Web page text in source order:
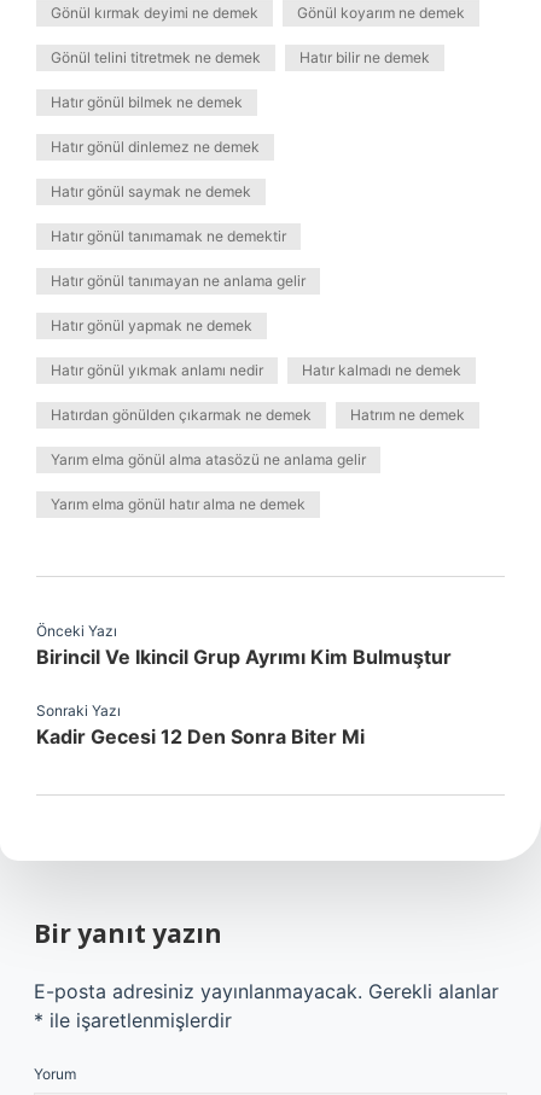
Gönül kırmak deyimi ne demek Gönül koyarım ne demek
Gönül telini titretmek ne demek Hatır bilir ne demek
Hatır gönül bilmek ne demek
Hatır gönül dinlemez ne demek
Hatır gönül saymak ne demek
Hatır gönül tanımamak ne demektir
Hatır gönül tanımayan ne anlama gelir
Hatır gönül yapmak ne demek
Hatır gönül yıkmak anlamı nedir Hatır kalmadı ne demek
Hatırdan gönülden çıkarmak ne demek Hatrım ne demek
Yarım elma gönül alma atasözü ne anlama gelir
Yarım elma gönül hatır alma ne demek
Önceki Yazı
Birincil Ve Ikincil Grup Ayrımı Kim Bulmuştur
Sonraki Yazı
Kadir Gecesi 12 Den Sonra Biter Mi
Bir yanıt yazın
E-posta adresiniz yayınlanmayacak. Gerekli alanlar
* ile işaretlenmişlerdir
Yorum